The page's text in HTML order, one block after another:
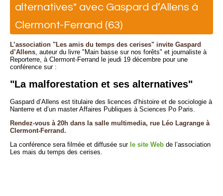
alternatives" avec Gaspard d’Allens à
Clermont-Ferrand (63)
L’association "Les amis du temps des cerises" invite Gaspard
d’Allens, auteur du livre "Main basse sur nos forêts" et journaliste à
Reporterre, à Clermont-Ferrand le jeudi 19 décembre pour une
conférence sur :
"La malforestation et ses alternatives"
Gaspard d’Allens est titulaire des licences d’histoire et de sociologie à
Nanterre et d’un master Affaires Publiques à Sciences Po Paris.
Rendez-vous à 20h dans la salle multimedia, rue Léo Lagrange à
Clermont-Ferrand.
La conférence sera filmée et diffusée sur le site Web de l’association
Les mais du temps des cerises.